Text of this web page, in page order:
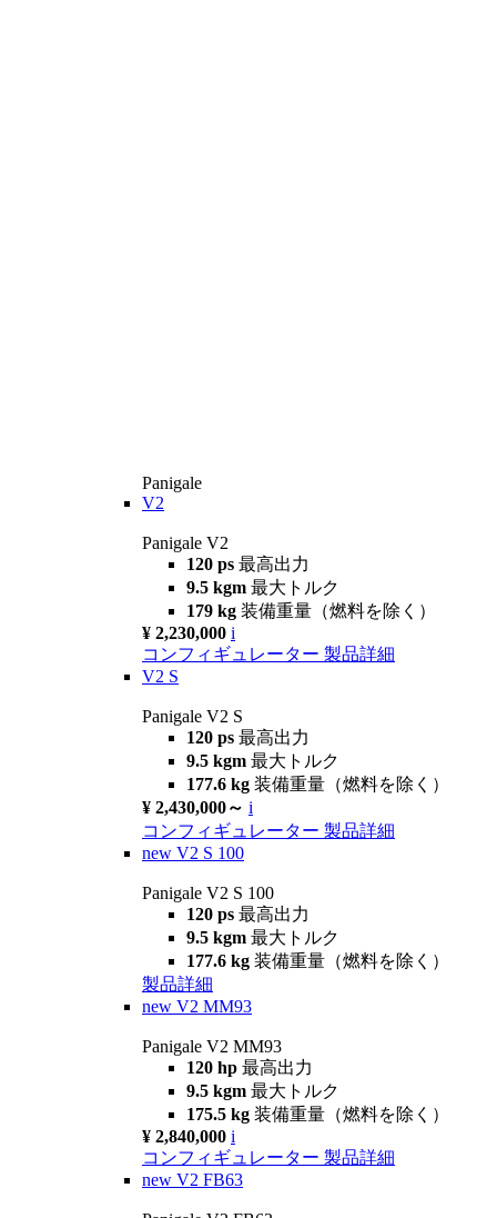
Panigale
V2
Panigale V2
120 ps 最高出力
9.5 kgm 最大トルク
179 kg 装備重量（燃料を除く）
¥ 2,230,000 i
コンフィギュレーター 製品詳細
V2 S
Panigale V2 S
120 ps 最高出力
9.5 kgm 最大トルク
177.6 kg 装備重量（燃料を除く）
¥ 2,430,000～ i
コンフィギュレーター 製品詳細
new V2 S 100
Panigale V2 S 100
120 ps 最高出力
9.5 kgm 最大トルク
177.6 kg 装備重量（燃料を除く）
製品詳細
new V2 MM93
Panigale V2 MM93
120 hp 最高出力
9.5 kgm 最大トルク
175.5 kg 装備重量（燃料を除く）
¥ 2,840,000 i
コンフィギュレーター 製品詳細
new V2 FB63